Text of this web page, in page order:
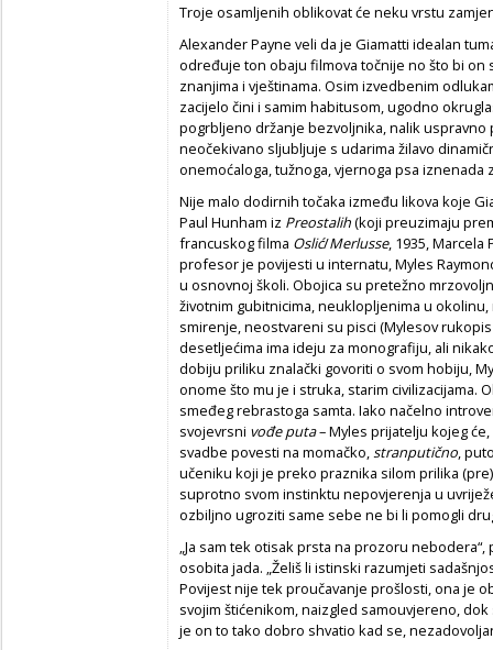
Troje osamljenih oblikovat će neku vrstu
Alexander Payne veli da je Giamatti idealan
određuje ton obaju filmova točnije no što bi on
znanjima i vještinama. Osim izvedbenim
zacijelo čini i samim habitusom, ugodno
pogrbljeno držanje bezvoljnika, nalik
neočekivano sljubljuje s udarima žilavo
onemoćaloga, tužnoga, vjernoga psa
Nije malo dodirnih točaka između likova koje
Paul Hunham iz Preostalih(koji preuzimaju
francuskog filma Oslić/Merlusse, 1935, Marcela
profesor je povijesti u internatu, Myles
u osnovnoj školi. Obojica su pretežno
životnim gubitnicima, neuklopljenima u
smirenje, neostvareni su pisci (Mylesov
desetljećima ima ideju za monografiju, ali
dobiju priliku znalački govoriti o svom hobiju,
onome što mu je i struka, starim civilizacijama.
smeđeg rebrastoga samta. Iako načelno
svojevrsni vođe puta– Myles prijatelju kojeg
svadbe povesti na momačko, stranputično ,
učeniku koji je preko praznika silom prilika
suprotno svom instinktu nepovjerenja u
ozbiljno ugroziti same sebe ne bi li pomogli
„Ja sam tek otisak prsta na prozoru
osobita jada. „Želiš li istinski razumjeti
Povijest nije tek proučavanje prošlosti, ona je
svojim štićenikom, naizgled samouvjereno,
je on to tako dobro shvatio kad se,